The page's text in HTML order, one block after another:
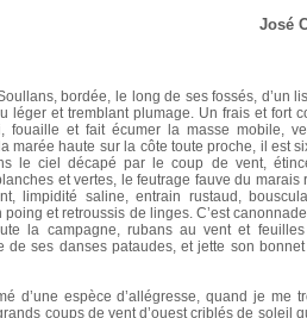
José
bordée, le long de ses fossés, d’un
léger et tremblant plumage. Un frais et fort
fouaille et fait écumer la masse mobile,
marée haute sur la côte toute proche, il est
le ciel décapé par le coup de vent,
et vertes, le feutrage fauve du marais
limpidité saline, entrain rustaud,
et retroussis de linges. C’est
la campagne, rubans au vent et feuilles
de ses danses pataudes, et jette son
d’une espèce d’allégresse, quand je me
coups de vent d’ouest criblés de soleil